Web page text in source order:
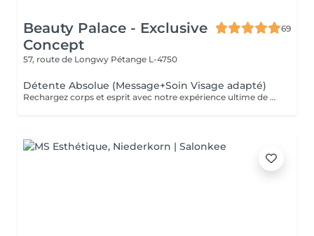
Beauty Palace - Exclusive
Concept
69
57, route de Longwy Pétange L-4750
Détente Absolue (Message+Soin Visage adapté)
Rechargez corps et esprit avec notre expérience ultime de détente : un massage apaisant suivi d'un soin visage personnalisé pour une revitalisation totale.